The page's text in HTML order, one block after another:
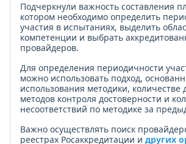
Подчеркнули важность составления
котором необходимо определить
участия в испытаниях, выделить
компетенции и выбрать
провайдеров.
Для определения периодичности
можно использовать подход,
использования методики, количестве
методов контроля достоверности и
несоответствий по методике за
Важно осуществлять поиск
реестрах Росаккредитации и других